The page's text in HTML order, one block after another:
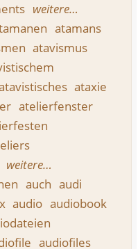
weitere…
atamans
atavismus
ataxie
atelierfenster
weitere…
auch audi
audio audiobook
audiofiles